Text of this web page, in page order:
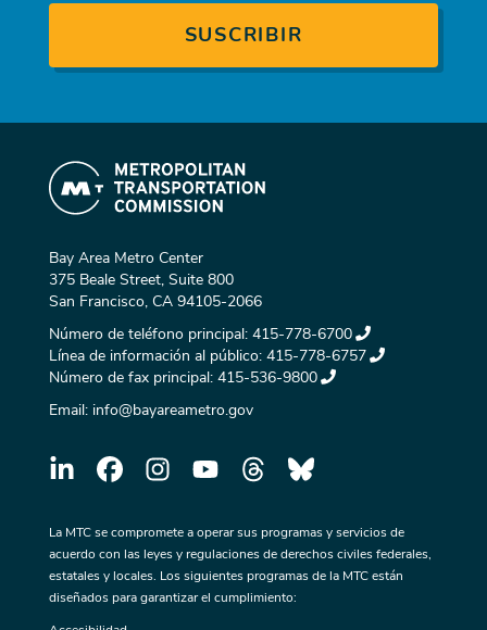
Bay Area Metro Center
375 Beale Street, Suite 800
San Francisco, CA 94105-2066
Número de teléfono principal: 415-778-6700
Línea de información al público: 415-778-6757
Número de fax principal: 415-536-9800
Email: info@bayareametro.gov
La MTC se compromete a operar sus programas y servicios de
acuerdo con las leyes y regulaciones de derechos civiles federales,
estatales y locales. Los siguientes programas de la MTC están
diseñados para garantizar el cumplimiento: